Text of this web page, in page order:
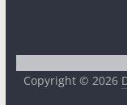
Copyright © 2026